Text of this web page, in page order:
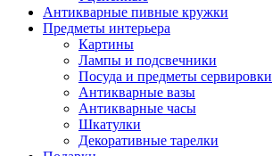
Антикварные пивные кружки
Предметы интерьера
Картины
Лампы и подсвечники
Посуда и предметы сервировки
Антикварные вазы
Антикварные часы
Шкатулки
Декоративные тарелки